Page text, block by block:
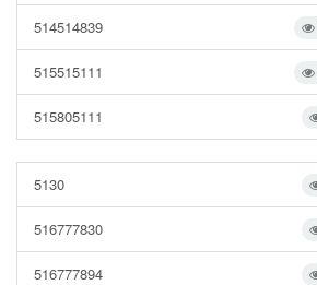
514514839
515515111
515805111
5130
516777830
516777894